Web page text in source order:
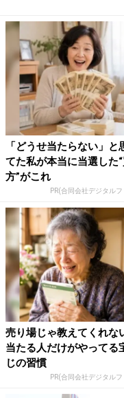
「どうせ当たらない」と
てた私が本当に当選した
方”がこれ
PR(合同会社デジタル
売り場じゃ教えてくれな
当たる人だけがやってる
じの習慣
PR(合同会社デジタル